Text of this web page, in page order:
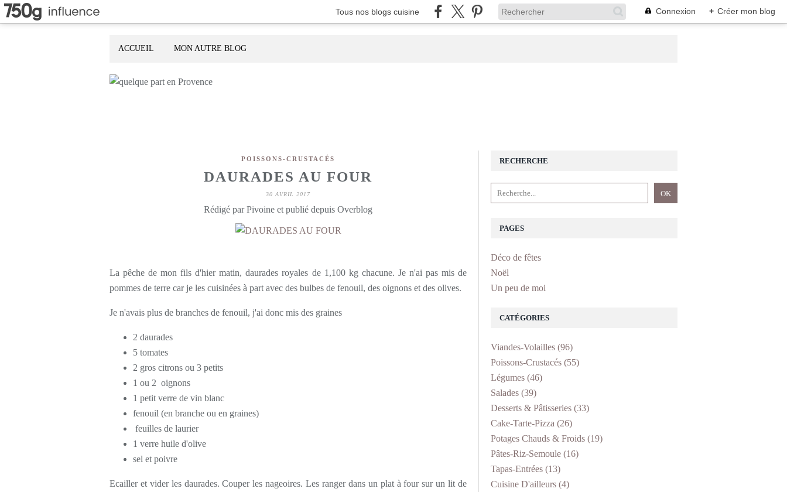
Tous nos blogs cuisine Connexion + Créer mon blog
ACCUEIL MON AUTRE BLOG
POISSONS-CRUSTACÉS
DAURADES AU FOUR
30 AVRIL 2017
Rédigé par Pivoine et publié depuis Overblog
La pêche de mon fils d'hier matin, daurades royales de 1,100 kg chacune. Je n'ai pas mis de
pommes de terre car je les cuisinées à part avec des bulbes de fenouil, des oignons et des olives.
Je n'avais plus de branches de fenouil, j'ai donc mis des graines
2 daurades
5 tomates
2 gros citrons ou 3 petits
1 ou 2 oignons
1 petit verre de vin blanc
fenouil (en branche ou en graines)
feuilles de laurier
1 verre huile d'olive
sel et poivre
Ecailler et vider les daurades. Couper les nageoires. Les ranger dans un plat à four sur un lit de
RECHERCHE
PAGES
Déco de fêtes
Noël
Un peu de moi
CATÉGORIES
Viandes-Volailles (96)
Poissons-Crustacés (55)
Légumes (46)
Salades (39)
Desserts & Pâtisseries (33)
Cake-Tarte-Pizza (26)
Potages Chauds & Froids (19)
Pâtes-Riz-Semoule (16)
Tapas-Entrées (13)
Cuisine D'ailleurs (4)